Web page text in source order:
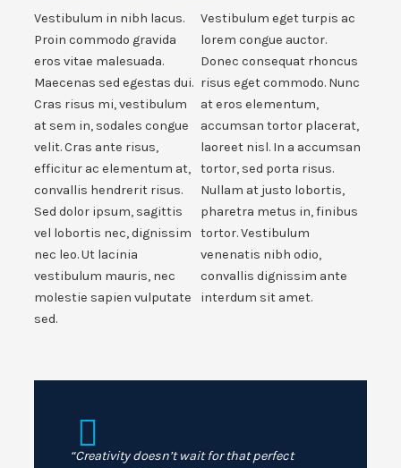
Vestibulum in nibh lacus.
Proin commodo gravida
eros vitae malesuada.
Maecenas sed egestas dui.
Cras risus mi, vestibulum
at sem in, sodales congue
velit. Cras ante risus,
efficitur ac elementum at,
convallis hendrerit risus.
Sed dolor ipsum, sagittis
vel lobortis nec, dignissim
nec leo. Ut lacinia
vestibulum mauris, nec
molestie sapien vulputate
sed.
Vestibulum eget turpis ac
lorem congue auctor.
Donec consequat rhoncus
risus eget commodo. Nunc
at eros elementum,
accumsan tortor placerat,
laoreet nisl. In a accumsan
tortor, sed porta risus.
Nullam at justo lobortis,
pharetra metus in, finibus
tortor. Vestibulum
venenatis nibh odio,
convallis dignissim ante
interdum sit amet.
“Creativity doesn’t wait for that perfect